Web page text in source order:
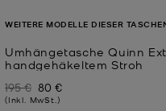
Umhängetasche Quinn
handgehäkeltem Stroh
Zuvor
195 € Jetzt
80 €
(Inkl. MwSt.)
WEITERE MODELLE DIESER